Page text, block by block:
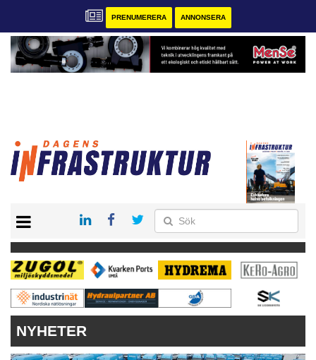
PRENUMERERA ANNONSERA
KONTAKT
VÅRA ANDRA MAGASIN
PRENUMERERA
ANNONSERA
NYHETER